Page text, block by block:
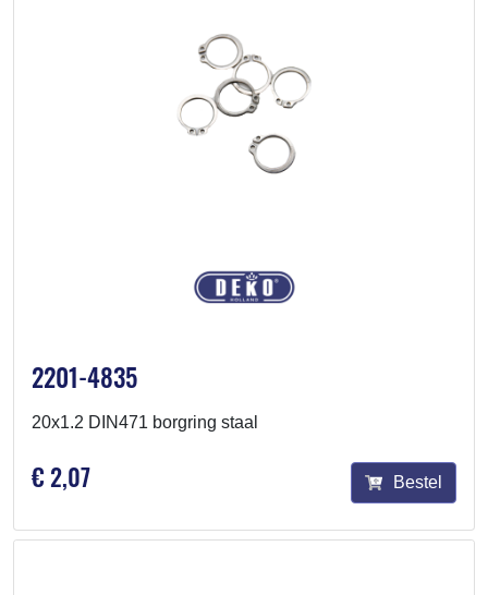
2201-4835
20x1.2 DIN471 borgring staal
€ 2,07 Bestel